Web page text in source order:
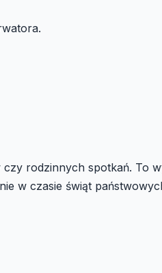
rodzinnych spotkań. To
w czasie świąt